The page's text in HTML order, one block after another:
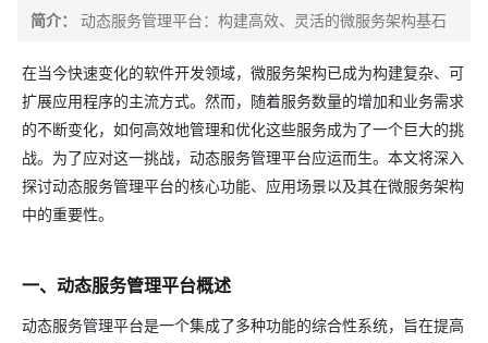
简介： 动态服务管理平台：构建高效、灵活的微服务架构基石
在当今快速变化的软件开发领域，微服务架构已成为构建复杂、可
扩展应用程序的主流方式。然而，随着服务数量的增加和业务需求
的不断变化，如何高效地管理和优化这些服务成为了一个巨大的挑
战。为了应对这一挑战，动态服务管理平台应运而生。本文将深入
探讨动态服务管理平台的核心功能、应用场景以及其在微服务架构
中的重要性。
一、动态服务管理平台概述
动态服务管理平台是一个集成了多种功能的综合性系统，旨在提高